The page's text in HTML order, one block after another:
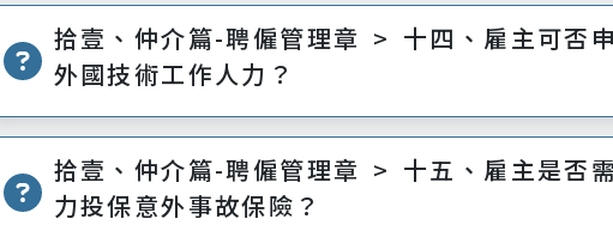
拾壹、仲介篇-聘僱管理章 > 十四、雇主可否
外國技術工作人力？
拾壹、仲介篇-聘僱管理章 > 十五、雇主是否
力投保意外事故保險？